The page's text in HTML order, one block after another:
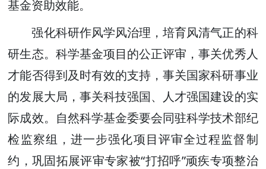
基金资助效能。
强化科研作风学风治理，培育风清气正的科
研生态。科学基金项目的公正评审，事关优秀人
才能否得到及时有效的支持，事关国家科研事业
的发展大局，事关科技强国、人才强国建设的实
际成效。自然科学基金委要会同驻科学技术部纪
检监察组，进一步强化项目评审全过程监督制
约，巩固拓展评审专家被“打招呼”顽疾专项整治